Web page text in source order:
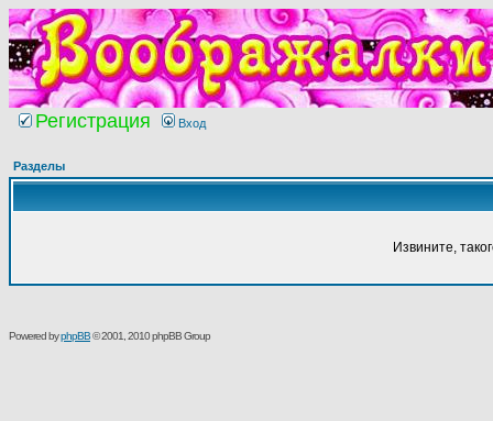
Регистрация Вход
Разделы
Извините,
Powered byphpBB© 2001, 2010 phpBB Group